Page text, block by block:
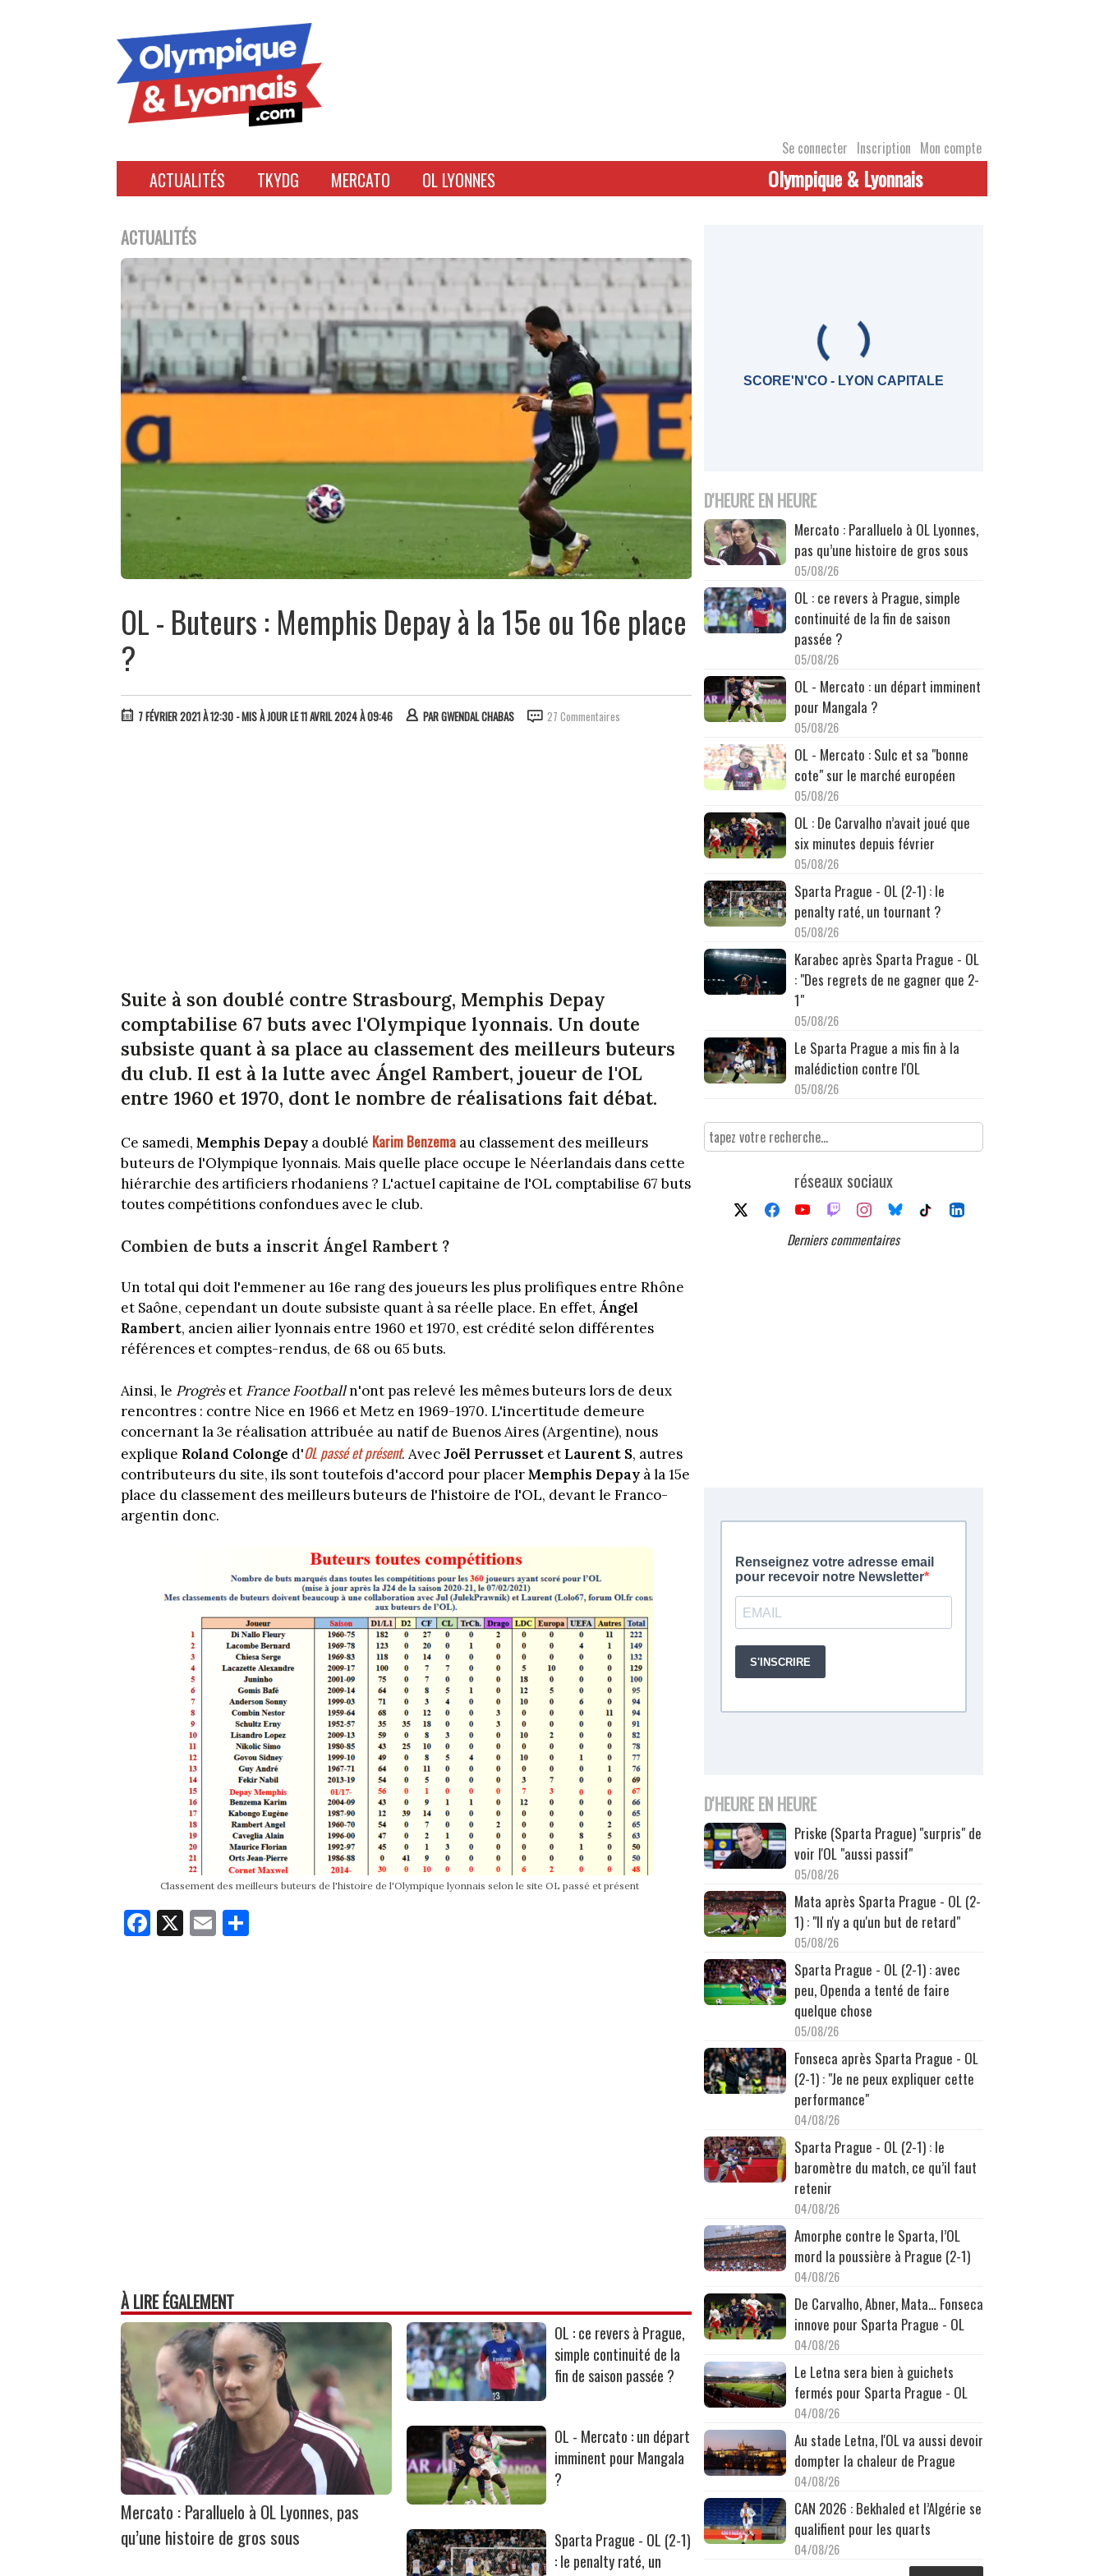
Se connecter Inscription Mon compte
ACTUALITÉS TKYDG MERCATO OL LYONNES Olympique & Lyonnais
ACTUALITÉS
OL - Buteurs : Memphis Depay à la 15e ou 16e place
?
7 FÉVRIER 2021 À 12:30 - MIS À JOUR LE 11 AVRIL 2024 À 09:46 PARGWENDAL CHABAS 27 Commentaires
Suite à son doublé contre Strasbourg, Memphis Depay
comptabilise 67 buts avec l'Olympique lyonnais. Un doute
subsiste quant à sa place au classement des meilleurs buteurs
du club. Il est à la lutte avec Ángel Rambert, joueur de l'OL
entre 1960 et 1970, dont le nombre de réalisations fait débat.
Ce samedi, Memphis Depay a doublé Karim Benzema au classement des meilleurs
buteurs de l'Olympique lyonnais. Mais quelle place occupe le Néerlandais dans cette
hiérarchie des artificiers rhodaniens ? L'actuel capitaine de l'OL comptabilise 67 buts
toutes compétitions confondues avec le club.
Combien de buts a inscrit Ángel Rambert ?
Un total qui doit l'emmener au 16e rang des joueurs les plus prolifiques entre Rhône
et Saône, cependant un doute subsiste quant à sa réelle place. En effet, Ángel
Rambert, ancien ailier lyonnais entre 1960 et 1970, est crédité selon différentes
références et comptes-rendus, de 68 ou 65 buts.
Ainsi, le Progrèset France Footballn'ont pas relevé les mêmes buteurs lors de deux
rencontres : contre Nice en 1966 et Metz en 1969-1970. L'incertitude demeure
concernant la 3e réalisation attribuée au natif de Buenos Aires (Argentine), nous
explique Roland Colonge d'OL passé et présent. AvecJoël Perrusset et Laurent S, autres
contributeurs du site, ils sont toutefois d'accord pour placerMemphis Depay à la 15e
place du classement des meilleurs buteurs de l'histoire de l'OL, devant le Franco-
argentin donc.
Classement des meilleurs buteurs de l'histoire de l'Olympique lyonnais selon le site OL passé et présent
Fa
ce
X E
m
À LIRE ÉGALEMENT
Mercato : Paralluelo à OL Lyonnes, pas
qu’une histoire de gros sous
OL : ce revers à Prague,
simple continuité de la
fin de saison passée ?
OL - Mercato : un départ
imminent pour Mangala
?
Sparta Prague - OL (2-1)
: le penalty raté, un
SCORE'N'CO - LYON CAPITALE
D'HEURE EN HEURE
Mercato : Paralluelo à OL Lyonnes,
pas qu’une histoire de gros sous
05/08/26
OL : ce revers à Prague, simple
continuité de la fin de saison
passée ?
05/08/26
OL - Mercato : un départ imminent
pour Mangala ?
05/08/26
OL - Mercato : Sulc et sa "bonne
cote" sur le marché européen
05/08/26
OL : De Carvalho n’avait joué que
six minutes depuis février
05/08/26
Sparta Prague - OL (2-1) : le
penalty raté, un tournant ?
05/08/26
Karabec après Sparta Prague - OL
: "Des regrets de ne gagner que 2-
1"
05/08/26
Le Sparta Prague a mis fin à la
malédiction contre l'OL
05/08/26
réseaux sociaux
Derniers commentaires
D'HEURE EN HEURE
Priske (Sparta Prague) "surpris" de
voir l'OL "aussi passif"
05/08/26
Mata après Sparta Prague - OL (2-
1) : "Il n'y a qu'un but de retard"
05/08/26
Sparta Prague - OL (2-1) : avec
peu, Openda a tenté de faire
quelque chose
05/08/26
Fonseca après Sparta Prague - OL
(2-1) : "Je ne peux expliquer cette
performance"
04/08/26
Sparta Prague - OL (2-1) : le
baromètre du match, ce qu’il faut
retenir
04/08/26
Amorphe contre le Sparta, l’OL
mord la poussière à Prague (2-1)
04/08/26
De Carvalho, Abner, Mata… Fonseca
innove pour Sparta Prague - OL
04/08/26
Le Letna sera bien à guichets
fermés pour Sparta Prague - OL
04/08/26
Au stade Letna, l'OL va aussi devoir
dompter la chaleur de Prague
04/08/26
CAN 2026 : Bekhaled et l’Algérie se
qualifient pour les quarts
04/08/26